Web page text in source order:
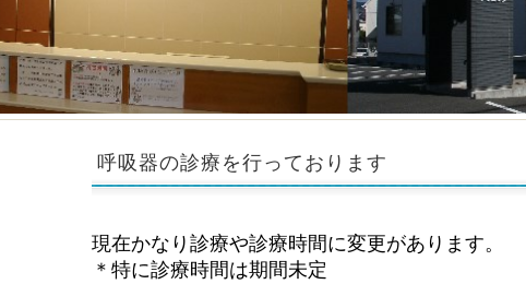
呼吸器の診療を行っております
現在かなり診療や診療時間に変更があります。
＊特に診療時間は期間未定